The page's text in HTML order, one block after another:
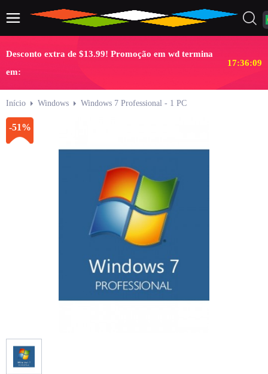
Desconto extra de $13.99! Promoção em wd termina
em:
17:36:08
Início Windows Windows 7 Professional - 1 PC
-51%